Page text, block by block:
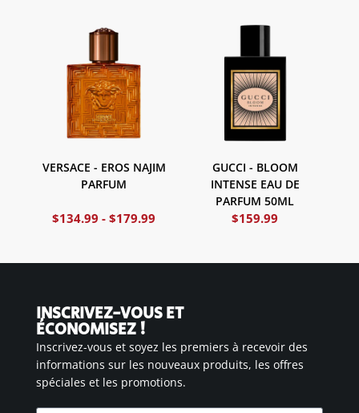
VERSACE - EROS NAJIM
PARFUM
$134.99 -$179.99
GUCCI - BLOOM
INTENSE EAU DE
PARFUM 50ML
$159.99
INSCRIVEZ-VOUS ET
ÉCONOMISEZ !
Inscrivez-vous et soyez les premiers à recevoir des
informations sur les nouveaux produits, les offres
spéciales et les promotions.